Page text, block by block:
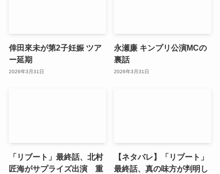
倖田來未が第2子妊娠 ツア
ー延期
2026年3月31日
永瀬廉 キンプリ公演MCの
裏話
2026年3月31日
「リブート」最終話、北村
匠海がサプライズ出演 重
【ネタバレ】「リブート」
最終話、真の味方が判明し